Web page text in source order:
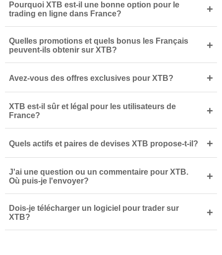
Pourquoi XTB est-il une bonne option pour le
trading en ligne dans France?
+
Quelles promotions et quels bonus les Français
peuvent-ils obtenir sur XTB?
+
Avez-vous des offres exclusives pour XTB? +
XTB est-il sûr et légal pour les utilisateurs de
France?
+
Quels actifs et paires de devises XTB propose-t-il? +
J'ai une question ou un commentaire pour XTB.
Où puis-je l'envoyer?
+
Dois-je télécharger un logiciel pour trader sur
XTB?
+